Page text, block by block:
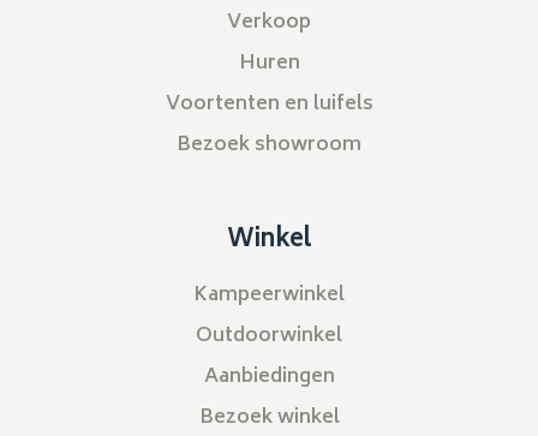
Verkoop
Huren
Voortenten en luifels
Bezoek showroom
Winkel
Kampeerwinkel
Outdoorwinkel
Aanbiedingen
Bezoek winkel